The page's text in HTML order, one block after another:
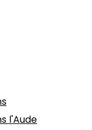
l'Aude